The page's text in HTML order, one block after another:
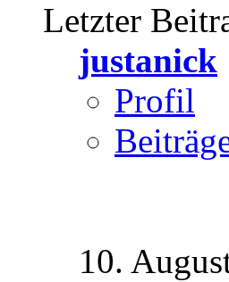
Letzter
justanick
Profil
10.